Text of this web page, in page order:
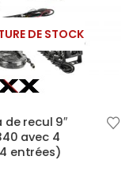
Kit caméra
AMS avec
fil 120° +